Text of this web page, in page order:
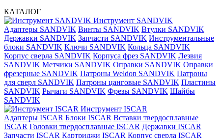
КАТАЛОГ
Инструмент SANDVIK
Адаптеры SANDVIK Винты SANDVIK Втулки SANDVIK
Державки SANDVIK Запчасти SANDVIK Инструментальные
блоки SANDVIK Ключи SANDVIK Кольца SANDVIK
Корпус сверла SANDVIK Корпуса фрез SANDVIK Лезвия
SANDVIK Метчики SANDVIK Оправки SANDVIK Оправки
фрезерные SANDVIK Патроны Weldon SANDVIK Патроны
для сверл SANDVIK Патроны цанговые SANDVIK Пластины
SANDVIK Рычаги SANDVIK Фрезы SANDVIK Шайбы
SANDVIK
Инструмент ISCAR
Адаптеры ISCAR Блоки ISCAR Вставки твердосплавные
ISCAR Головки твердосплавные ISCAR Державки ISCAR
Запчасти ISCAR Картриджи ISCAR Корпус сверла ISCAR